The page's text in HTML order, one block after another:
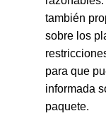
también
sobre los
para que
informada
paquete.